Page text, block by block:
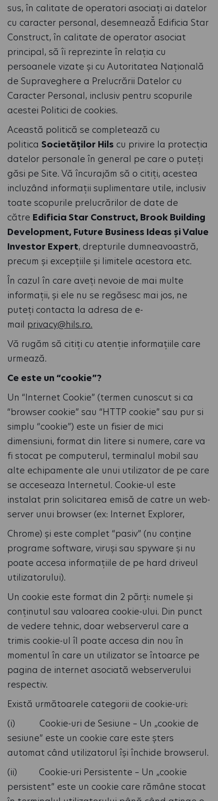
sus, în calitate de operatori asociați ai datelor
cu caracter personal, desemnează̆ Edificia Star
Construct, în calitate de operator asociat
principal, să îi reprezinte în relația cu
persoanele vizate și cu Autoritatea Națională
de Supraveghere a Prelucrării Datelor cu
Caracter Personal, inclusiv pentru scopurile
acestei Politici de cookies.
Această politică se completează cu
politica Societăților Hils cu privire la protecția
datelor personale în general pe care o puteți
găsi pe Site. Vă încurajăm să o citiți, acestea
incluzând informații suplimentare utile, inclusiv
toate scopurile prelucrărilor de date de
către Edificia Star Construct, Brook Building
Development, Future Business Ideas și Value
Investor Expert, drepturile dumneavoastră,
precum și excepțiile și limitele acestora etc.
În cazul în care aveți nevoie de mai multe
informații, și ele nu se regăsesc mai jos, ne
puteți contacta la adresa de e-
mail privacy@hils.ro.
Vă rugăm să citiți cu atenție informațiile care
urmează.
Ce este un “cookie”?
Un “Internet Cookie” (termen cunoscut si ca
“browser cookie” sau “HTTP cookie” sau pur si
simplu “cookie”) este un fisier de mici
dimensiuni, format din litere si numere, care va
fi stocat pe computerul, terminalul mobil sau
alte echipamente ale unui utilizator de pe care
se acceseaza Internetul. Cookie-ul este
instalat prin solicitarea emisă de catre un web-
server unui browser (ex: Internet Explorer,
Chrome) și este complet “pasiv” (nu conține
programe software, viruși sau spyware și nu
poate accesa informațiile de pe hard driveul
utilizatorului).
Un cookie este format din 2 părți: numele și
conținutul sau valoarea cookie-ului. Din punct
de vedere tehnic, doar webserverul care a
trimis cookie-ul îl poate accesa din nou în
momentul în care un utilizator se întoarce pe
pagina de internet asociată webserverului
respectiv.
Există următoarele categorii de cookie-uri:
(i) Cookie-uri de Sesiune – Un „cookie de
sesiune” este un cookie care este șters
automat când utilizatorul își închide browserul.
(ii) Cookie-uri Persistente – Un „cookie
persistent” este un cookie care rămâne stocat